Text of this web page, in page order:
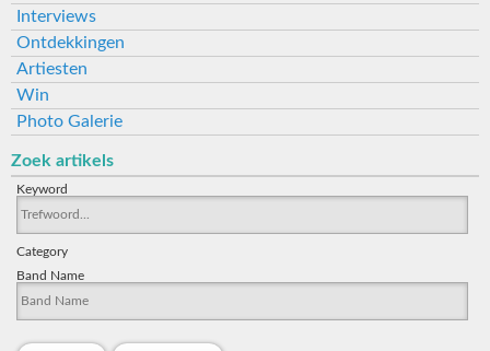
Interviews
Ontdekkingen
Artiesten
Win
Photo Galerie
Zoek artikels
Keyword
Category
Band Name